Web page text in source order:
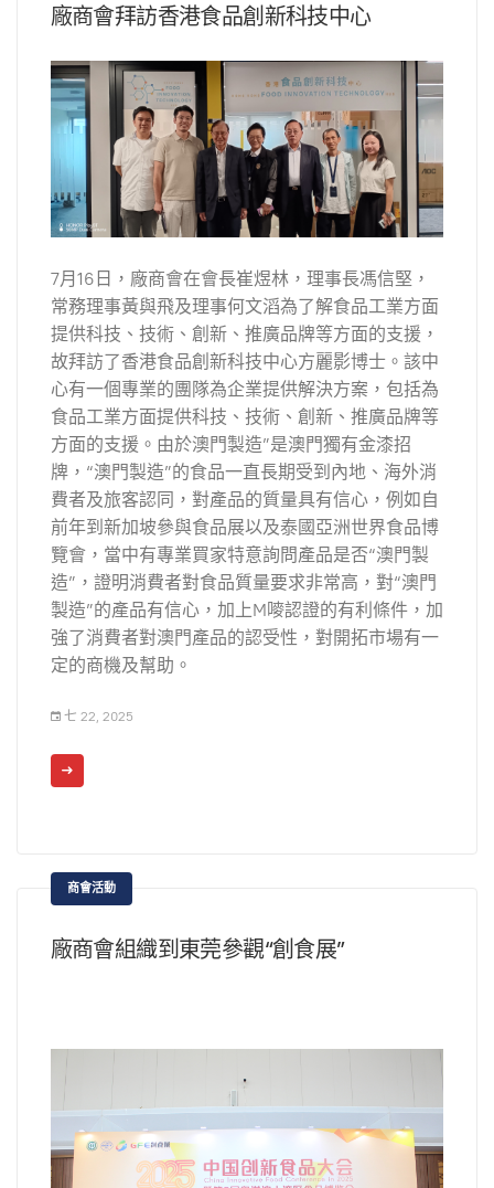
廠商會拜訪香港食品創新科技中心
7月16日，廠商會在會長崔煜林，理事長馮信堅，
常務理事黃與飛及理事何文滔為了解食品工業方面
提供科技、技術、創新、推廣品牌等方面的支援，
故拜訪了香港食品創新科技中心方麗影博士。該中
心有一個專業的團隊為企業提供解決方案，包括為
食品工業方面提供科技、技術、創新、推廣品牌等
方面的支援。由於澳門製造”是澳門獨有金漆招
牌，“澳門製造”的食品一直長期受到內地、海外消
費者及旅客認同，對產品的質量具有信心，例如自
前年到新加坡參與食品展以及泰國亞洲世界食品博
覽會，當中有專業買家特意詢問產品是否“澳門製
造”，證明消費者對食品質量要求非常高，對“澳門
製造”的產品有信心，加上M嘜認證的有利條件，加
強了消費者對澳門產品的認受性，對開拓市場有一
定的商機及幫助。
七 22, 2025
商會活動
廠商會組織到東莞參觀“創食展”